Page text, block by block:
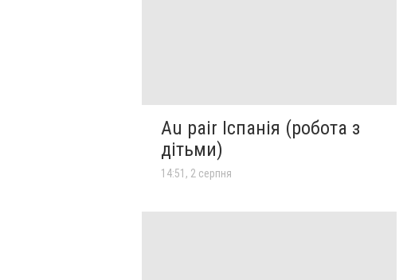
Au pair Іспанія (робота з
дітьми)
14:51, 2 серпня